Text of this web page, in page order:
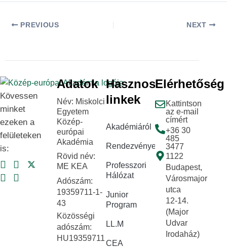
PREVIOUS NEXT
Kövessen
minket
ezeken a
felületeken
is:
Adatok
Név: Miskolci
Egyetem
Közép-
európai
Akadémia
Rövid név:
ME KEA
Adószám:
19359711-1-
43
Közösségi
adószám:
HU19359711
Hasznos
linkek
Akadémiáról
Rendezvények
Professzori
Hálózat
Junior
Program
LL.M
CEA
Elérhetőség
Kattintson
az e-mail
címért
+36 30
485
3477
1122
Budapest,
Városmajor
utca
12-14.
(Major
Udvar
Irodaház)